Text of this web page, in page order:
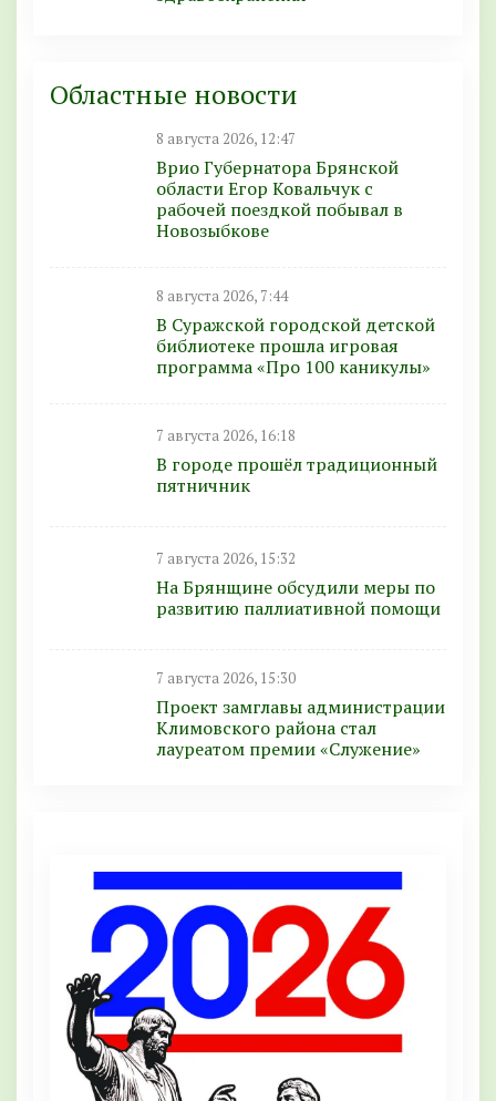
Областные новости
8 августа 2026, 12:47
Врио Губернатора Брянской
области Егор Ковальчук с
рабочей поездкой побывал в
Новозыбкове
8 августа 2026, 7:44
В Суражской городской детской
библиотеке прошла игровая
программа «Про 100 каникулы»
7 августа 2026, 16:18
В городе прошёл традиционный
пятничник
7 августа 2026, 15:32
На Брянщине обсудили меры по
развитию паллиативной помощи
7 августа 2026, 15:30
Проект замглавы администрации
Климовского района стал
лауреатом премии «Служение»